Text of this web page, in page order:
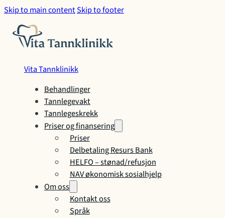
Skip to main contentSkip to footer
Vita Tannklinikk
Behandlinger
Tannlegevakt
Tannlegeskrekk
Priser og finansering
Priser
Delbetaling Resurs Bank
HELFO – stønad/refusjon
NAV økonomisk sosialhjelp
Om oss
Kontakt oss
Språk